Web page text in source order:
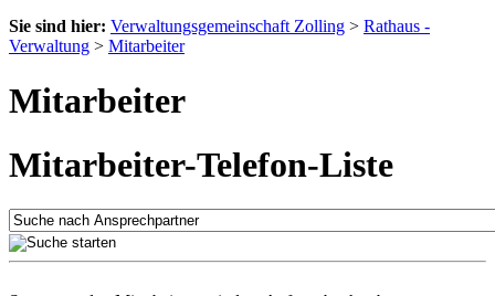
Sie sind hier: Verwaltungsgemeinschaft Zolling > Rathaus -
Verwaltung > Mitarbeiter
Mitarbeiter
Mitarbeiter-Telefon-Liste